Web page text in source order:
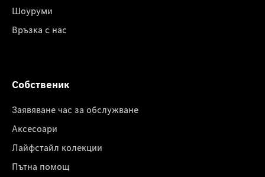
Шоуруми
Връзка с нас
Собственик
Заявяване час за обслужване
Аксесоари
Лайфстайл колекции
Пътна помощ